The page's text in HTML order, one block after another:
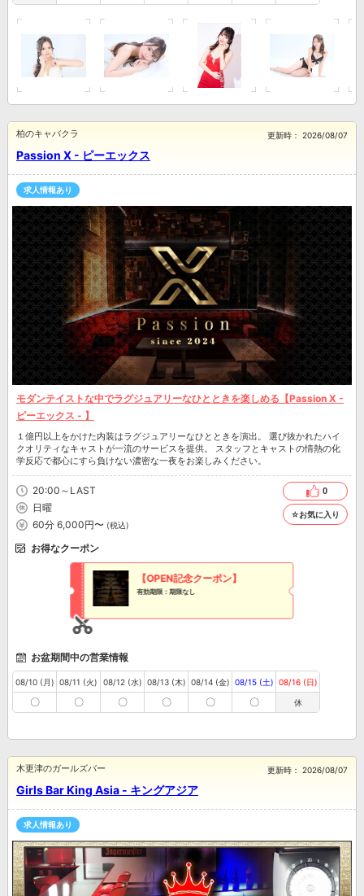
Passion X - ピーエックス
柏のキャバクラ 更新時： 2026/08/07
求人情報あり
モダンテイストな中でラグジュアリーなひとときを楽しめる【Passion X -
ピーエックス - 】
１億円以上をかけた内装はラグジュアリーなひとときを演出。 選び抜かれたハイ
クオリティなキャストが一流のサービスを提供。 スタッフとキャストの情熱の化
学反応で都心にすら負けない濃密な一夜をお楽しみください。
20:00～LAST
日曜
60分 6,000円〜 (税込)
0
☆お気に入り
お得なクーポン
【OPEN記念クーポン】
有効期限：期限なし
お盆期間中の営業情報
08/10 (月)
〇
08/11 (火)
〇
08/12 (水)
〇
08/13 (木)
〇
08/14 (金)
〇
08/15 (土)
〇
08/16 (日)
休
Girls Bar King Asia - キングアジア
木更津のガールズバー 更新時： 2026/08/07
求人情報あり